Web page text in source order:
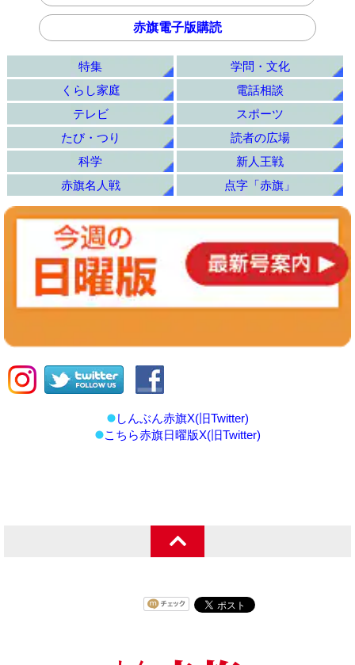
赤旗電子版購読
特集
学問・文化
くらし家庭
電話相談
テレビ
スポーツ
たび・つり
読者の広場
科学
新人王戦
赤旗名人戦
点字「赤旗」
しんぶん赤旗X(旧Twitter)
こちら赤旗日曜版X(旧Twitter)